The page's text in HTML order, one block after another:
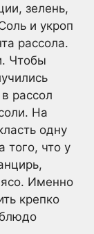
зелень,
и укроп
рассола.
Чтобы
рассол
На
одну
того, что у
Именно
крепко